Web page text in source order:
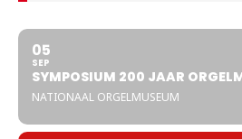
05
SEP
SYMPOSIUM 200 JAAR
NATIONAAL ORGELMUSEUM